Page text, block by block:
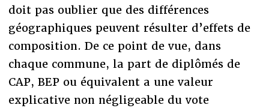
doit pas oublier que des différences
géographiques peuvent résulter d’effets de
composition. De ce point de vue, dans
chaque commune, la part de diplômés de
CAP, BEP ou équivalent a une valeur
explicative non négligeable du vote